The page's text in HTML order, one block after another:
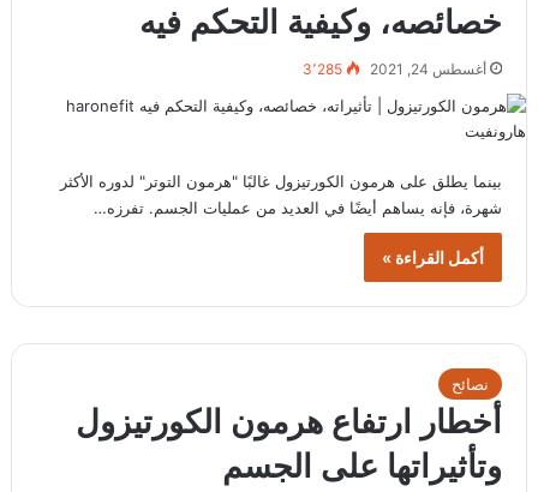
خصائصه، وكيفية التحكم فيه
أغسطس 24, 2021 3٬285
بينما يطلق على هرمون الكورتيزول غالبًا "هرمون التوتر" لدوره الأكثر
شهرة، فإنه يساهم أيضًا في العديد من عمليات الجسم. تفرزه…
أكمل القراءة »
نصائح
أخطار ارتفاع هرمون الكورتيزول
وتأثيراتها على الجسم